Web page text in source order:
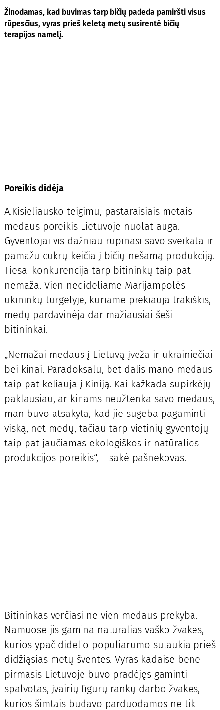
Žinodamas, kad buvimas tarp bičių padeda pamiršti visus
rūpesčius, vyras prieš keletą metų susirentė bičių
terapijos namelį.
Poreikis didėja
A.Kisieliausko teigimu, pastaraisiais metais
medaus poreikis Lietuvoje nuolat auga.
Gyventojai vis dažniau rūpinasi savo sveikata ir
pamažu cukrų keičia į bičių nešamą produkciją.
Tiesa, konkurencija tarp bitininkų taip pat
nemaža. Vien nedideliame Marijampolės
ūkininkų turgelyje, kuriame prekiauja trakiškis,
medų pardavinėja dar mažiausiai šeši
bitininkai.
„Nemažai medaus į Lietuvą įveža ir ukrainiečiai
bei kinai. Paradoksalu, bet dalis mano medaus
taip pat keliauja į Kiniją. Kai kažkada supirkėjų
paklausiau, ar kinams neužtenka savo medaus,
man buvo atsakyta, kad jie sugeba pagaminti
viską, net medų, tačiau tarp vietinių gyventojų
taip pat jaučiamas ekologiškos ir natūralios
produkcijos poreikis“, – sakė pašnekovas.
Bitininkas verčiasi ne vien medaus prekyba.
Namuose jis gamina natūralias vaško žvakes,
kurios ypač didelio populiarumo sulaukia prieš
didžiąsias metų šventes. Vyras kadaise bene
pirmasis Lietuvoje buvo pradėjęs gaminti
spalvotas, įvairių figūrų rankų darbo žvakes,
kurios šimtais būdavo parduodamos ne tik